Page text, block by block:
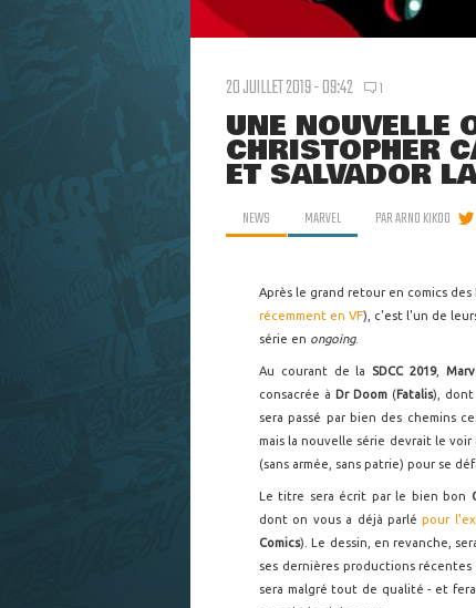
20 JUILLET 2019 - 09:42 1
UNE NOUVELLE
CHRISTOPHER
ET SALVADOR
NEWS MARVEL PARARNO KIKOO
Après le grand retour en comics des
récemment en VF), c'est l'un de
série en ongoing.
Au courant de la SDCC 2019,
consacrée à Dr Doom (Fatalis), dont
sera passé par bien des chemins
mais la nouvelle série devrait le
(sans armée, sans patrie) pour se
Le titre sera écrit par le bien bon
dont on vous a déjà parlépour
Comics). Le dessin, en revanche,
ses dernières productions
sera malgré tout de qualité - et